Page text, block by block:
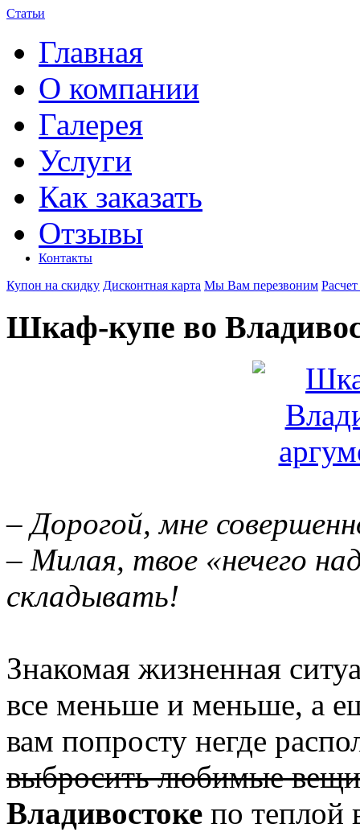
Статьи
Главная
О компании
Галерея
Услуги
Как заказать
Отзывы
Контакты
Купон на скидку Дисконтная карта Мы Вам перезвоним
Шкаф-купе во
– Дорогой, мне
– Милая, твое «нечего
складывать!
Знакомая жизненная
все меньше и меньше, а
вам попросту негде
выбросить любимые вещи
Владивостоке по теплой